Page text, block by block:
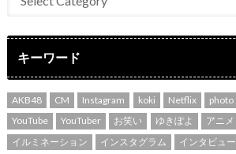
キーワード
AKB48 CM Instagram koki Netflix photo
YouTube
YouTuber お笑い ゆきぽよ アニメ
イルミネーション
インスタグラム インタビュー